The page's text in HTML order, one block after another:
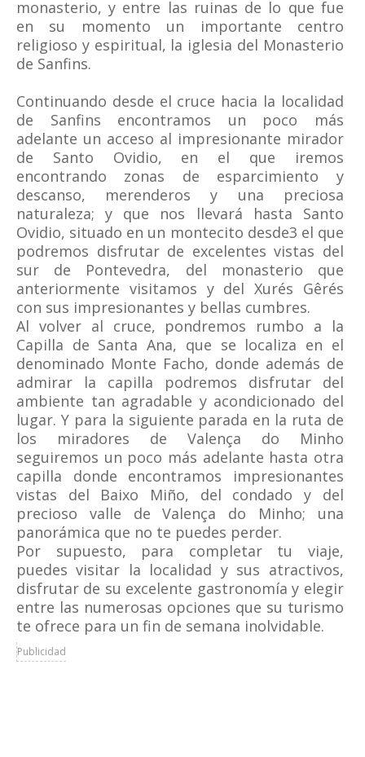
monasterio, y entre las ruinas de lo que fue
en su momento un importante centro
religioso y espiritual, la iglesia del Monasterio
de Sanfins.
Continuando desde el cruce hacia la localidad
de Sanfins encontramos un poco más
adelante un acceso al impresionante mirador
de Santo Ovidio, en el que iremos
encontrando zonas de esparcimiento y
descanso, merenderos y una preciosa
naturaleza; y que nos llevará hasta Santo
Ovidio, situado en un montecito desde3 el que
podremos disfrutar de excelentes vistas del
sur de Pontevedra, del monasterio que
anteriormente visitamos y del Xurés Gêrés
con sus impresionantes y bellas cumbres.
Al volver al cruce, pondremos rumbo a la
Capilla de Santa Ana, que se localiza en el
denominado Monte Facho, donde además de
admirar la capilla podremos disfrutar del
ambiente tan agradable y acondicionado del
lugar. Y para la siguiente parada en la ruta de
los miradores de Valença do Minho
seguiremos un poco más adelante hasta otra
capilla donde encontramos impresionantes
vistas del Baixo Miño, del condado y del
precioso valle de Valença do Minho; una
panorámica que no te puedes perder.
Por supuesto, para completar tu viaje,
puedes visitar la localidad y sus atractivos,
disfrutar de su excelente gastronomía y elegir
entre las numerosas opciones que su turismo
te ofrece para un fin de semana inolvidable.
Publicidad